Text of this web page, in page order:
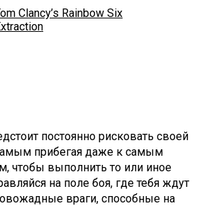
Clancy’s Rainbow Six
постоянно рисковать своей
прибегая даже к самым
чтобы выполнить то или иное
на поле боя, где тебя ждут
враги, способные на